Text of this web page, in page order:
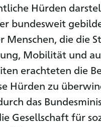
Hürden
bundesweit
Menschen, die die
Mobilität und
erachteten die
Hürden zu
das
Gesellschaft für